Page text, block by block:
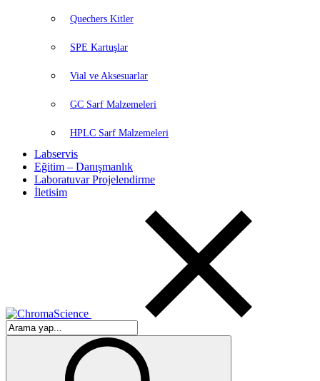
Quechers Kitler
SPE Kartuşlar
Vial ve Aksesuarlar
GC Sarf Malzemeleri
HPLC Sarf Malzemeleri
Labservis
Eğitim – Danışmanlık
Laboratuvar Projelendirme
İletisim